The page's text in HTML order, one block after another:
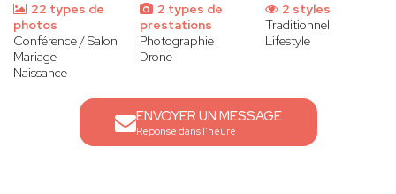
22 types de
photos
Conférence / Salon
Mariage
Naissance
2 types de
prestations
Photographie
Drone
2 styles
Traditionnel
Lifestyle
ENVOYER UN MESSAGE
Réponse dans l'heure